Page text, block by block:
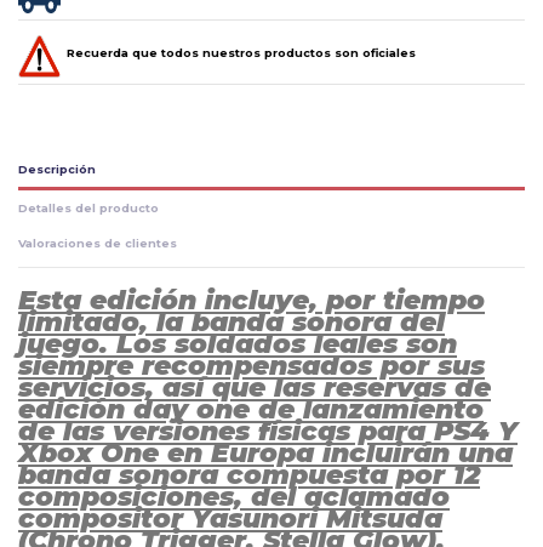
Recuerda que todos nuestros productos son oficiales
Descripción
Detalles del producto
Valoraciones de clientes
Esta edición incluye, por tiempo
limitado, la banda sonora del
juego. Los soldados leales son
siempre recompensados por sus
servicios, así que las reservas de
edición day one de lanzamiento
de las versiones físicas para PS4 Y
Xbox One en Europa incluirán una
banda sonora compuesta por 12
composiciones, del aclamado
compositor Yasunori Mitsuda